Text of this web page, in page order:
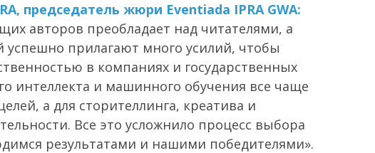
председатель жюри Eventiada IPRA GWA:
авторов преобладает над читателями, а
прилагают много усилий, чтобы
в компаниях и государственных
интеллекта и машинного обучения все чаще
а для сторителлинга, креатива и
Все это усложнило процесс выбора
результатами и нашими победителями».